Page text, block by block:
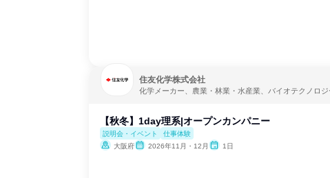
住友化学株式会社
化学メーカー、農業・林業・水産業、バイオテクノロジ
【秋冬】1day理系|オープンカンパニー
説明会・イベント
仕事体験
大阪府
2026年11月・12月 1日